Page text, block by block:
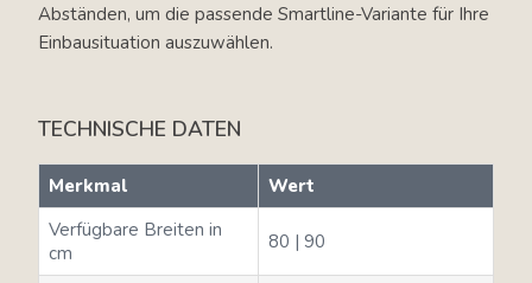
Abständen, um die passende Smartline-Variante für Ihre
Einbausituation auszuwählen.
TECHNISCHE DATEN
Merkmal
Wert
Verfügbare Breiten in
cm
80 | 90